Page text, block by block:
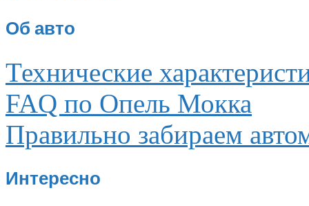
Об авто
Технические
FAQ по Опель Мокка
Правильно забираем
Интересно